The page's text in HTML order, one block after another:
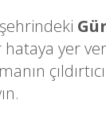
hataya yer